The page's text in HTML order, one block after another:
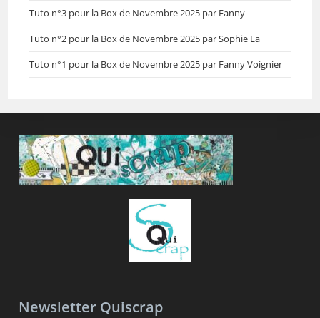
Tuto n°3 pour la Box de Novembre 2025 par Fanny
Tuto n°2 pour la Box de Novembre 2025 par Sophie La
Tuto n°1 pour la Box de Novembre 2025 par Fanny Voignier
Newsletter Quiscrap